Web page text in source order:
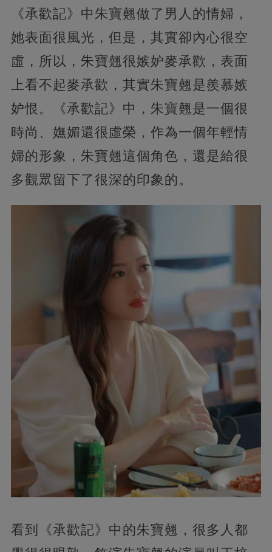
《承歡記》中朱寶翹做了男人的情婦，
她表面很風光，但是，其實卻內心很空
虛，所以，朱寶翹很嫉妒麥承歡，表面
上看不起麥承歡，其實朱寶翹是羨慕嫉
妒恨。《承歡記》中，朱寶翹是一個很
時尚、嫵媚還很虛榮，作為一個年輕情
婦的形象，朱寶翹這個角色，還是給很
多觀眾留下了很深的印象的。
看到《承歡記》中的朱寶翹，很多人都